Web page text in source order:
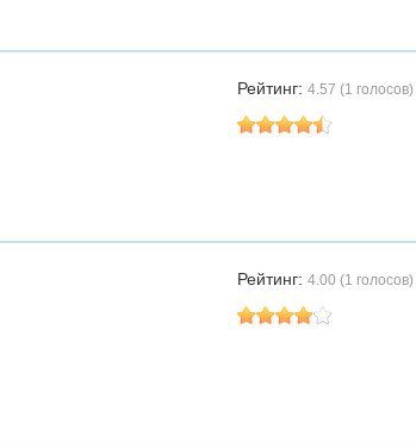
Рейтинг: 4.57 (1 голосов)
Рейтинг: 4.00 (1 голосов)